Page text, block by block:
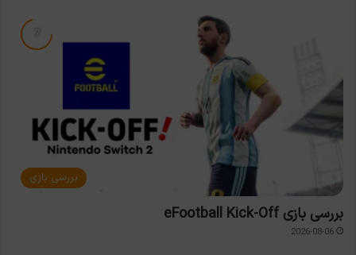
بررسی بازی
بررسی بازی eFootball Kick-Off
2026-08-06